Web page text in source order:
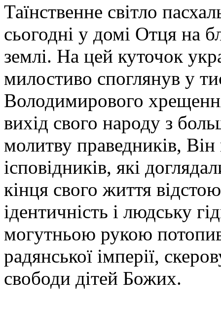
Таїнственне світло
сьогодні у домі Отця на
землі. На цей куточок
милостиво споглянув у
Володимирового
вихід свого народу з
молитву праведників,
ісповідників, які
кінця свого життя
ідентичність і людську
могутньою рукою
радянської імперії,
свободи дітей Божих.